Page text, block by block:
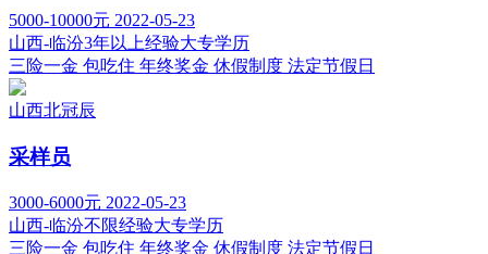
5000-10000元 2022-05-23
山西-临汾3年以上经验大专学历
三险一金 包吃住 年终奖金 休假制度 法定节假日
山西北冠辰
采样员
3000-6000元 2022-05-23
山西-临汾不限经验大专学历
三险一金 包吃住 年终奖金 休假制度 法定节假日